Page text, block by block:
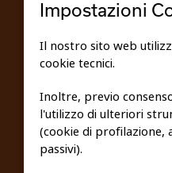
PRIVACY E
Impostazioni
Il nostro sito web
cookie tecnici.
Inoltre, previo
l'utilizzo di ulteriori
(cookie di profilazione,
passivi).